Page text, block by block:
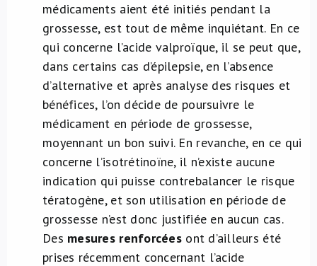
médicaments aient été initiés pendant la
grossesse, est tout de même inquiétant. En ce
qui concerne l’acide valproïque, il se peut que,
dans certains cas d’épilepsie, en l’absence
d’alternative et après analyse des risques et
bénéfices, l’on décide de poursuivre le
médicament en période de grossesse,
moyennant un bon suivi. En revanche, en ce qui
concerne l’isotrétinoïne, il n’existe aucune
indication qui puisse contrebalancer le risque
tératogène, et son utilisation en période de
grossesse n’est donc justifiée en aucun cas.
Des mesures renforcéesont d’ailleurs été
prises récemment concernant l’acide